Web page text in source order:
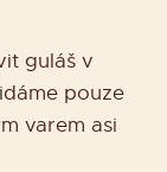
guláš v
pouze
varem asi